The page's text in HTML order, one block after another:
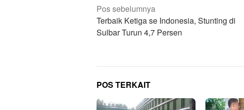
Navigasi
pos
Pos sebelumnya
Terbaik Ketiga se Indonesia, Stunting di
Sulbar Turun 4,7 Persen
POS TERKAIT